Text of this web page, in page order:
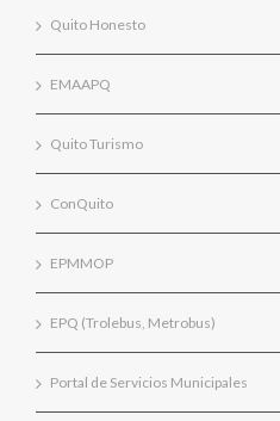
Quito Honesto
EMAAPQ
Quito Turismo
ConQuito
EPMMOP
EPQ (Trolebus, Metrobus)
Portal de Servicios Municipales